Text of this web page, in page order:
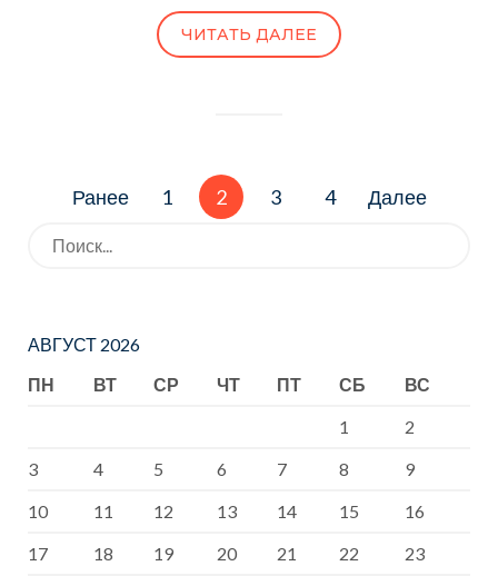
ЧИТАТЬ ДАЛЕЕ
Ранее 1 2 3 4 Далее
Искать:
АВГУСТ 2026
ПН
ВТ СР ЧТ ПТ СБ
ВС
1
2
3
4 5 6 7 8
9
10
11 12 13 14 15
16
17
18 19 20 21 22 23